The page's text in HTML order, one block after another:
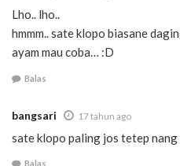
Lho.. lho..
hmmm.. sate klopo biasane
ayam mau coba… :D
Balas
bangsari 17 tahun ago
sate klopo paling jos tetep
Balas